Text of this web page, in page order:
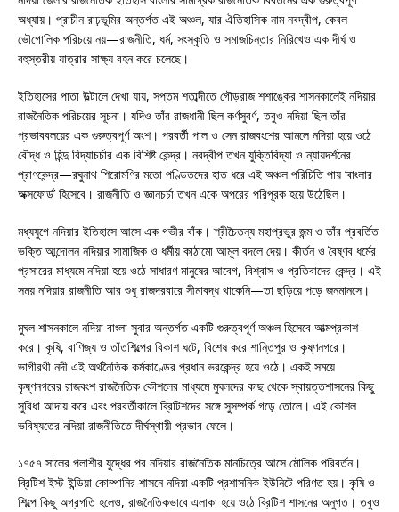
অধ্যায়। প্রাচীন রাঢ়ভূমির অন্তর্গত এই অঞ্চল, যার ঐতিহাসিক নাম নবদ্বীপ, কেবল
ভৌগোলিক পরিচয়ে নয়—রাজনীতি, ধর্ম, সংস্কৃতি ও সমাজচিন্তার নিরিখেও এক দীর্ঘ ও
বহুস্তরীয় যাত্রার সাক্ষ্য বহন করে চলেছে।
ইতিহাসের পাতা উল্টালে দেখা যায়, সপ্তম শতাব্দীতে গৌড়রাজ শশাঙ্কের শাসনকালেই নদিয়ার
রাজনৈতিক পরিচয়ের সূচনা। যদিও তাঁর রাজধানী ছিল কর্ণসুবর্ণ, তবুও নদিয়া ছিল তাঁর
প্রভাববলয়ের এক গুরুত্বপূর্ণ অংশ। পরবর্তী পাল ও সেন রাজবংশের আমলে নদিয়া হয়ে ওঠে
বৌদ্ধ ও হিন্দু বিদ্যাচর্চার এক বিশিষ্ট কেন্দ্র। নবদ্বীপ তখন যুক্তিবিদ্যা ও ন্যায়দর্শনের
প্রাণকেন্দ্র—রঘুনাথ শিরোমণির মতো পণ্ডিতদের হাত ধরে এই অঞ্চল পরিচিতি পায় ‘বাংলার
অক্সফোর্ড’ হিসেবে। রাজনীতি ও জ্ঞানচর্চা তখন একে অপরের পরিপূরক হয়ে উঠেছিল।
মধ্যযুগে নদিয়ার ইতিহাসে আসে এক গভীর বাঁক। শ্রীচৈতন্য মহাপ্রভুর জন্ম ও তাঁর প্রবর্তিত
ভক্তি আন্দোলন নদিয়ার সামাজিক ও ধর্মীয় কাঠামো আমূল বদলে দেয়। কীর্তন ও বৈষ্ণব ধর্মের
প্রসারের মাধ্যমে নদিয়া হয়ে ওঠে সাধারণ মানুষের আবেগ, বিশ্বাস ও প্রতিবাদের কেন্দ্র। এই
সময় নদিয়ার রাজনীতি আর শুধু রাজদরবারে সীমাবদ্ধ থাকেনি—তা ছড়িয়ে পড়ে জনমানসে।
মুঘল শাসনকালে নদিয়া বাংলা সুবার অন্তর্গত একটি গুরুত্বপূর্ণ অঞ্চল হিসেবে আত্মপ্রকাশ
করে। কৃষি, বাণিজ্য ও তাঁতশিল্পের বিকাশ ঘটে, বিশেষ করে শান্তিপুর ও কৃষ্ণনগরে।
ভাগীরথী নদী এই অর্থনৈতিক কর্মকাণ্ডের প্রধান ভরকেন্দ্র হয়ে ওঠে। একই সময়ে
কৃষ্ণনগরের রাজবংশ রাজনৈতিক কৌশলের মাধ্যমে মুঘলদের কাছ থেকে স্বায়ত্তশাসনের কিছু
সুবিধা আদায় করে এবং পরবর্তীকালে ব্রিটিশদের সঙ্গে সুসম্পর্ক গড়ে তোলে। এই কৌশল
ভবিষ্যতের নদিয়া রাজনীতিতে দীর্ঘস্থায়ী প্রভাব ফেলে।
১৭৫৭ সালের পলাশীর যুদ্ধের পর নদিয়ার রাজনৈতিক মানচিত্রে আসে মৌলিক পরিবর্তন।
ব্রিটিশ ইস্ট ইন্ডিয়া কোম্পানির শাসনে নদিয়া একটি প্রশাসনিক ইউনিটে পরিণত হয়। কৃষি ও
শিল্পে কিছু অগ্রগতি হলেও, রাজনৈতিকভাবে এলাকা হয়ে ওঠে ব্রিটিশ শাসনের অনুগত। তবুও